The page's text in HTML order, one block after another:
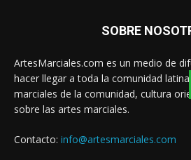
SOBRE
ArtesMarciales.com es un medio de
hacer llegar a toda la comunidad latina
marciales de la comunidad, cultura
sobre las artes marciales.
Contacto: info@artesmarciales.com